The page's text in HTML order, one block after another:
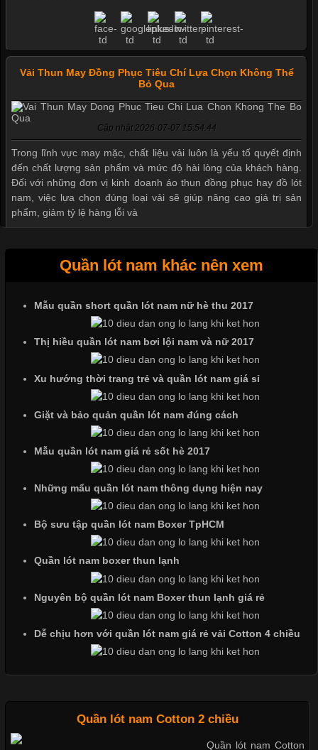
Vải Thun May Đồng Phục Tiêu Chí Lựa Chọn Không Thể
Bỏ Qua
Cập nhật 2026-07-07 15:54:44
Trong lĩnh vực may mặc, chất liệu vải luôn là yếu tố quyết định
đến chất lượng sản phẩm và mức độ hài lòng của khách hàng.
Đối với những đơn vị kinh doanh áo thun đồng phục hay đồ lót
nam, việc lựa chọn đúng loại vải sẽ giúp nâng cao giá trị sản
phẩm, giảm tỷ lệ hàng lỗi và
Ngành Thời Trang
Cập nhật 2026-06-01 16:20:50
Áo thun là một trong những trang phục phổ biến nhất hiện nay
nhờ tính tiện dụng, dễ phối đồ và phù hợp với nhiều đối tượng.
Bên cạnh chất liệu và kiểu dáng, phần cổ áo cũng là yếu tố
quan trọng tạo nên phong cách riêng cho từng sản phẩm. Mỗi
loại cổ áo sẽ mang đến một vẻ đẹp khác
Những Mẫu Áo Thun Đồng Phục Công Ty Được Ưa
Chuộng Hiện Nay
Cập nhật 2026-06-01 14:23:34
Trong môi trường kinh doanh hiện đại, việc xây dựng hình ảnh
chuyên nghiệp đóng vai trò quan trọng đối với sự phát triển của
doanh nghiệp. Một trong những giải pháp hiệu quả được nhiều
đơn vị lựa chọn hiện nay là sử dụng áo thun đồng phục công ty.
Không chỉ giúp tạo sự đồng bộ, áo thun
Chất Liệu Lycra Có Gì Đặc Biệt Trong Ngành Thời Trang?
Quần lót nam khác nên xem
Mẫu quần short quần lót nam nữ hè thu 2017
Thị hiều quần lót nam bơi lội nam và nữ 2017
Xu hướng thời trang trẻ và quần lót nam giá sỉ
Giặt và bảo quản quần lót nam đúng cách
Mẫu quần lót nam giá rẻ sốt hè 2017
Những mẩu quần lót nam thông dụng hiện nay
Bộ sưu tập quần lót nam Boxer TpHCM
Quần lót nam boxer thun lạnh
Nguyên bộ quần lót nam Boxer thun lạnh giá rẻ
Dễ chịu hơn với quần lót nam giá rẻ vải Cotton 4 chiều
Quần lót nam Cotton 2 chiều
Quần lót nam Cotton